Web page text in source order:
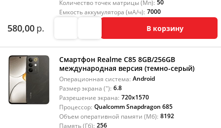
Количество точек матрицы (Мп): 50
Емкость аккумулятора (мА/ч): 7000
580,00 р. В корзину
Смартфон Realme C85 8GB/256GB
международная версия (темно-серый)
Операционная система: Android
Размер экрана ("): 6.8
Разрешение экрана: 720x1570
Процессор: Qualcomm Snapdragon 685
Объем оперативной памяти (Мб): 8192
Память (Гб): 256